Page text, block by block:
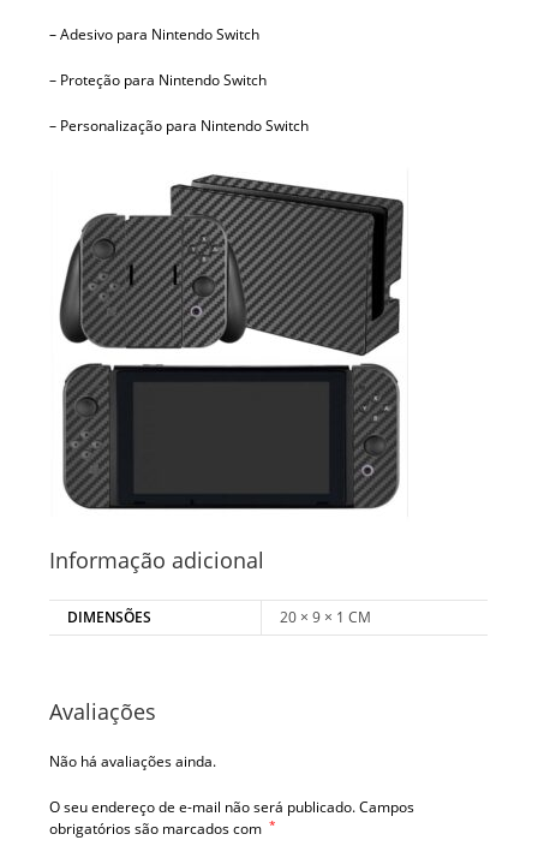
– Adesivo para Nintendo Switch
– Proteção para Nintendo Switch
– Personalização para Nintendo Switch
Informação adicional
DIMENSÕES 20 × 9 × 1 CM
Avaliações
Não há avaliações ainda.
O seu endereço de e-mail não será publicado.Campos
obrigatórios são marcados com *